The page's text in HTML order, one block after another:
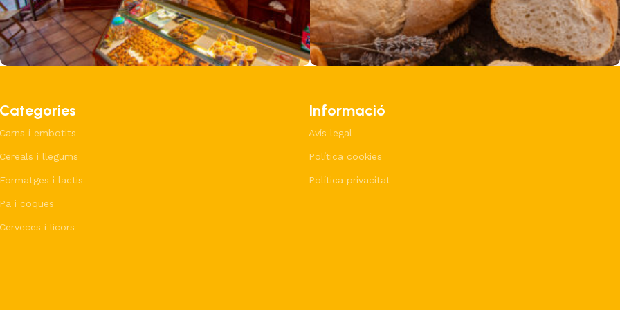
Forn J.Bruch Forn de pa Vilamú
Categories
Carns i embotits
Cereals i llegums
Formatges i lactis
Pa i coques
Cerveces i licors
Informació
Avís legal
Política cookies
Política privacitat